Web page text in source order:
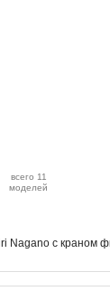
всего 11
моделей
Nagano с краном